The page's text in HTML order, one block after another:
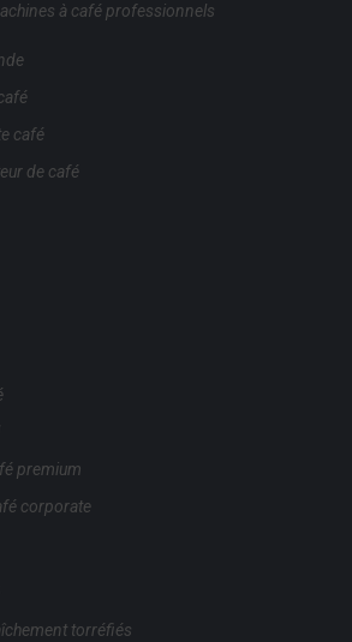
à café professionnels
café
de café
premium
corporate
torréfiés